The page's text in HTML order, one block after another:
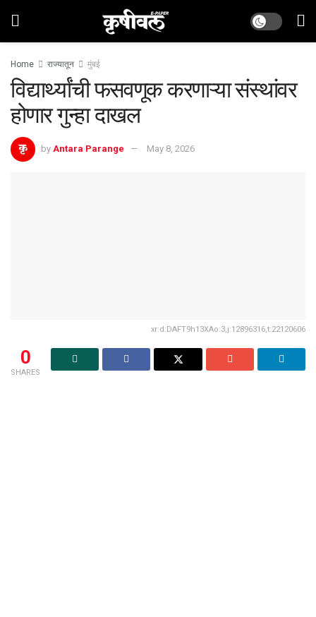
Home राज्यातून मुंबई
विद्यार्थ्यांची फसवणूक करणाऱ्या संस्थांवर
होणार गुन्हा दाखल
by Antara Parange May 8, 2026
xr:d:DAFT9h13XAo:3,j:12896316,t:22120606
0
SHARES